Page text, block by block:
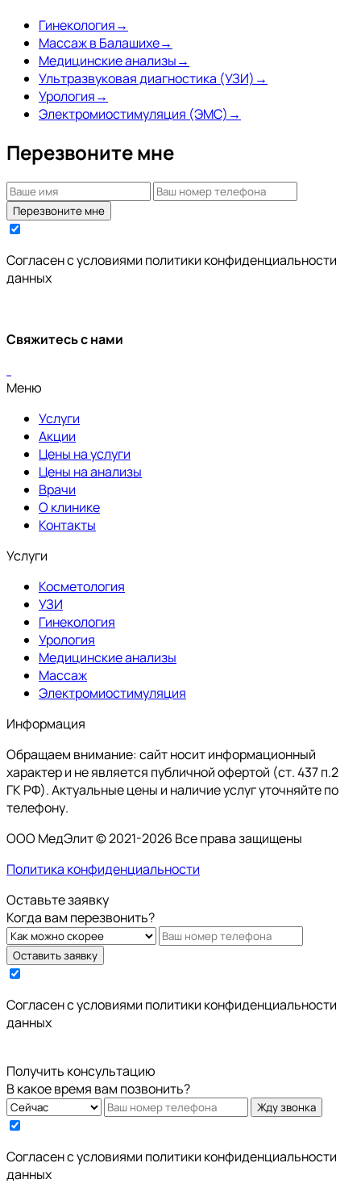
Гинекология→
Массаж в Балашихе→
Медицинские анализы→
Ультразвуковая диагностика (УЗИ) →
Урология→
Электромиостимуляция (ЭМС) →
Перезвоните мне
Перезвоните мне
Согласен с условиями политики конфиденциальности
данных
Свяжитесь с нами
Меню
Услуги
Акции
Цены на услуги
Цены на анализы
Врачи
О клинике
Контакты
Услуги
Косметология
УЗИ
Гинекология
Урология
Медицинские анализы
Массаж
Электромиостимуляция
Информация
Обращаем внимание: сайт носит информационный
характер и не является публичной офертой (ст. 437 п.2
ГК РФ). Актуальные цены и наличие услуг уточняйте по
телефону.
ООО МедЭлит © 2021-2026 Все права защищены
Политика конфиденциальности
Оставьте заявку
Когда вам перезвонить?
Оставить заявку
Cогласен с условиями политики конфиденциальности
данных
Получить консультацию
В какое время вам позвонить?
Жду звонка
Cогласен с условиями политики конфиденциальности
данных